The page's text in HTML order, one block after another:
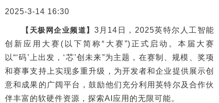
2025-3-14 16:30
【天极网企业频道】 3月14日，2025英特尔人工智能
创新应用大赛(以下简称“大赛”)正式启动。本届大赛
以“‘码’上出发，‘芯’创未来”为主题，在赛制、规模、奖项
和赛事支持上实现多重升级，为开发者和企业提供展示创
意和成果的广阔平台，鼓励他们充分利用英特尔及合作伙
伴丰富的软硬件资源，探索AI应用的无限可能。